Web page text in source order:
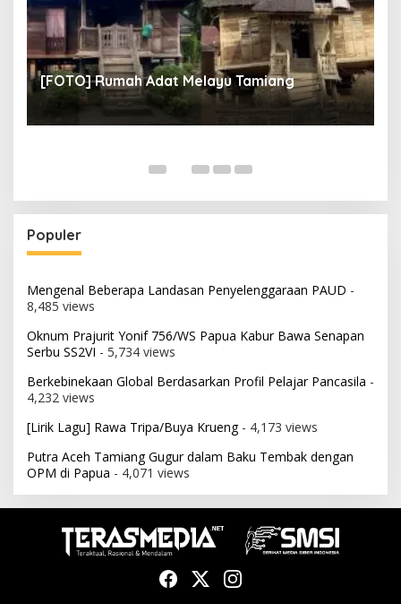
[FOTO] Rumah Adat Melayu Tamiang
Populer
Mengenal Beberapa Landasan Penyelenggaraan PAUD -
8,485 views
Oknum Prajurit Yonif 756/WS Papua Kabur Bawa Senapan
Serbu SS2VI - 5,734 views
Berkebinekaan Global Berdasarkan Profil Pelajar Pancasila -
4,232 views
[Lirik Lagu] Rawa Tripa/Buya Krueng- 4,173 views
Putra Aceh Tamiang Gugur dalam Baku Tembak dengan
OPM di Papua - 4,071 views